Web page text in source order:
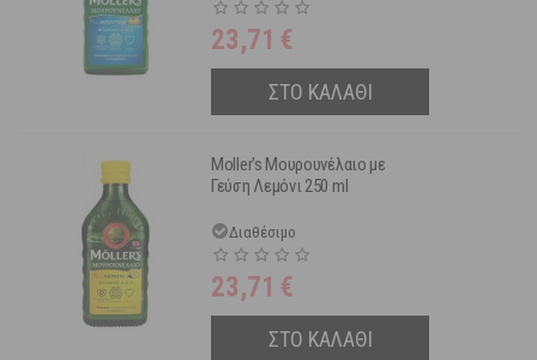
23,71 €
ΣΤΟ ΚΑΛΑΘΙ
Moller's Μουρουνέλαιο με
Γεύση Λεμόνι 250 ml
Διαθέσιμο
23,71 €
ΣΤΟ ΚΑΛΑΘΙ